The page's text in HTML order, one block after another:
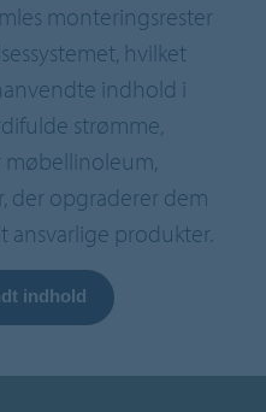
monteringsrester
hvilket
indhold i
strømme,
møbellinoleum,
der opgraderer dem
produkter.
indhold